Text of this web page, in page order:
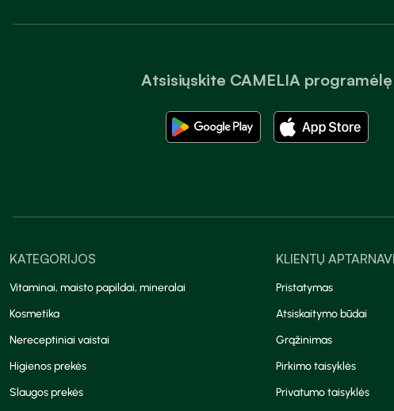
Atsisiųskite CAMELIA programėlę
KATEGORIJOS
Vitaminai, maisto papildai, mineralai
Kosmetika
Nereceptiniai vaistai
Higienos prekės
Slaugos prekės
KLIENTŲ
Pristatymas
Atsiskaitymo būdai
Grąžinimas
Pirkimo taisyklės
Privatumo taisyklės